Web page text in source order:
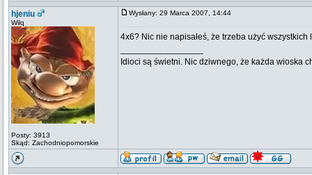
hjeniu
Wilq
Posty: 3913
Skąd: Zachodniopomorskie
Wysłany: 29 Marca 2007, 14:44
4x6? Nic nie napisałeś, że trzeba użyć wszystkich
Idioci są świetni. Nic dziwnego, że każda wioska